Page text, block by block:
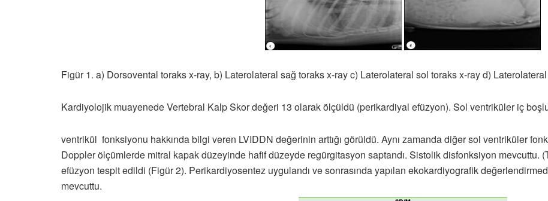
Figür 1. a) Dorsovental toraks x-ray, b) Laterolateral sağ toraks x-ray c) Laterolateral sol toraks x-ray d)
Kardiyolojik muayenede Vertebral Kalp Skor değeri 13 olarak ölçüldü (perikardiyal efüzyon). Sol ventriküler iç
ventrikül fonksiyonu hakkında bilgi veren LVIDDN değerinin arttığı görüldü. Aynı zamanda diğer sol ventriküler
Doppler ölçümlerde mitral kapak düzeyinde hafif düzeyde regürgitasyon saptandı. Sistolik disfonksiyon mevcuttu.
efüzyon tespit edildi (Figür 2). Perikardiyosentez uygulandı ve sonrasında yapılan ekokardiyografik
mevcuttu.